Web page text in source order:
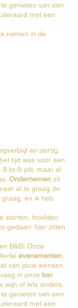
genieten van een
uiteraard met een
nemen in de
en dertig
tijd was voor een
9-to-5-job, maar al
Ondernemenzit
al te graag de
graag, en ik heb
starten, hoefden
gedaan: hier zitten
B&B! Onze
evenementen
van jouw wensen.
in onze bar
wijn of iets anders
genieten van een
uiteraard met een